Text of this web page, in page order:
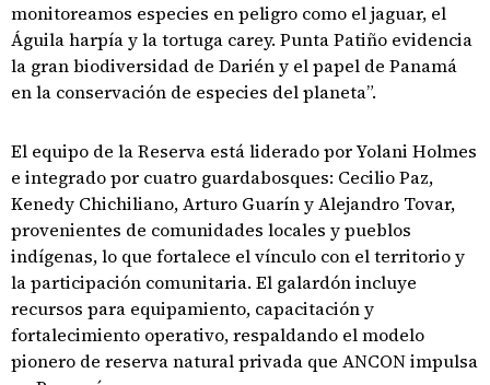
monitoreamos especies en peligro como el jaguar, el
Águila harpía y la tortuga carey. Punta Patiño evidencia
la gran biodiversidad de Darién y el papel de Panamá
en la conservación de especies del planeta”.
El equipo de la Reserva está liderado por Yolani Holmes
e integrado por cuatro guardabosques: Cecilio Paz,
Kenedy Chichiliano, Arturo Guarín y Alejandro Tovar,
provenientes de comunidades locales y pueblos
indígenas, lo que fortalece el vínculo con el territorio y
la participación comunitaria. El galardón incluye
recursos para equipamiento, capacitación y
fortalecimiento operativo, respaldando el modelo
pionero de reserva natural privada que ANCON impulsa